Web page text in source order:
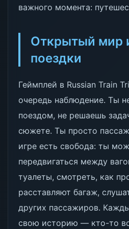
важного момента:
Открытый мир
поездки
Геймплей в Russian Train
очередь наблюдение. Ты
поездом, не решаешь
сюжете. Ты просто
игре есть свобода: ты
передвигаться между
туалеты, смотреть, как
расставляют багаж,
других пассажиров.
свою историю — кто-то